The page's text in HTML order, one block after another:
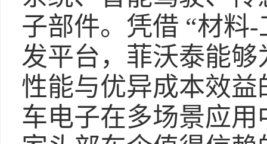
子部件。凭借 “材料
发平台，菲沃泰能
性能与优异成本效
车电子在多场景应